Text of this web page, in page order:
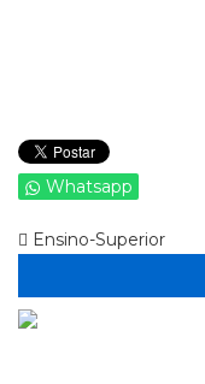
Whatsapp
Ensino-Superior